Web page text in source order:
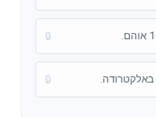
🔒
באלקטרודה. 🔒